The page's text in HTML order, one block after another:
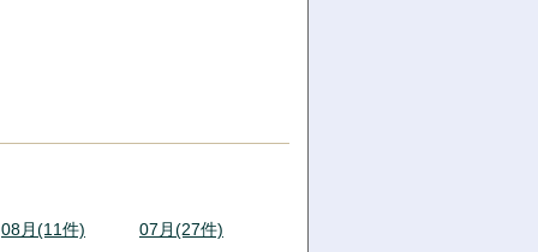
08月(11件)
07月(27件)